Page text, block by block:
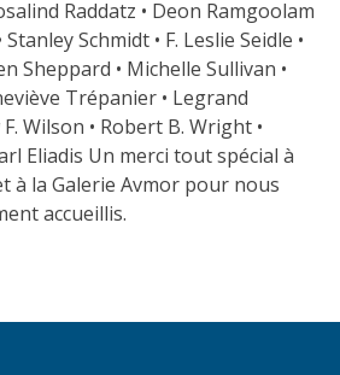
Raddatz • Deon Ramgoolam
Schmidt • F. Leslie Seidle •
Sheppard • Michelle Sullivan •
Trépanier • Legrand
Wilson • Robert B. Wright •
Eliadis Un merci tout spécial à
à la Galerie Avmor pour nous
accueillis.